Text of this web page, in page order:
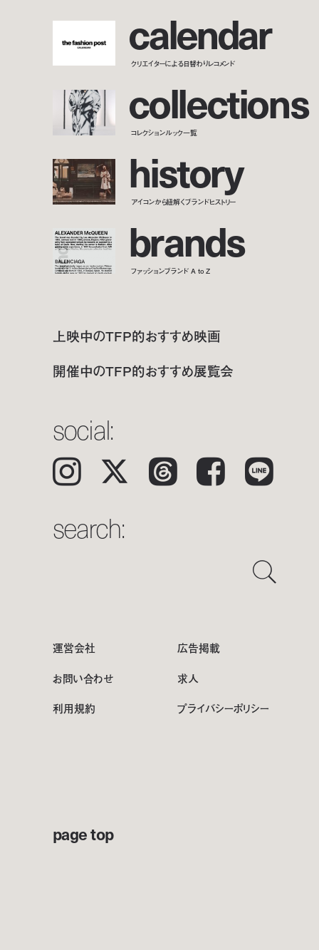
calendar
クリエイターによる日替わりレコメンド
collections
コレクションルック一覧
history
アイコンから紐解くブランドヒストリー
brands
ファッションブランド A to Z
上映中のTFP的おすすめ映画
開催中のTFP的おすすめ展覧会
social:
Instagram 𝕏 Threads Facebook LINE
search:
運営会社
広告掲載
お問い合わせ
求人
利用規約 プライバシーポリシー
page top